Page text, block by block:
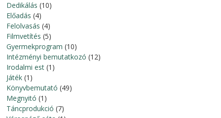
Dedikálás (10)
Előadás (4)
Felolvasás (4)
Filmvetítés (5)
Gyermekprogram (10)
Intézményi bemutatkozó (12)
Irodalmi est (1)
Játék (1)
Könyvbemutató (49)
Megnyitó (1)
Táncprodukció (7)